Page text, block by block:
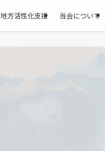
地方活性化支援 当会について